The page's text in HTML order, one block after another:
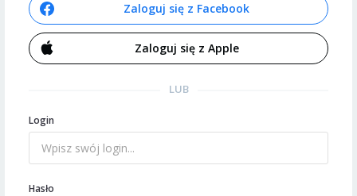
Zaloguj się z Facebook
Zaloguj się z Apple
LUB
Login
Hasło